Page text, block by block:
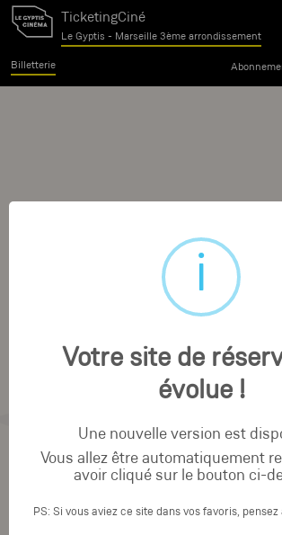
TicketingCiné
Le Gyptis - Marseille 3ème arrondissement
Billetterie
Votre site de
évolue !
Une nouvelle version est
Vous allez être automatiquement
avoir cliqué sur le bouton ci-
PS: Si vous aviez ce site dans vos favoris, pensez